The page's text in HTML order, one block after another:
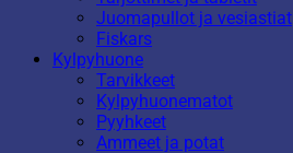
Juomapullot ja vesiastiat
Fiskars
Kylpyhuone
Tarvikkeet
Kylpyhuonematot
Pyyhkeet
Ammeet ja potat